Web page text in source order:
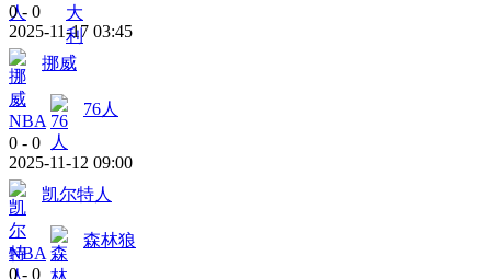
0 - 0
2025-11-17 03:45
挪威
NBA
76人
0 - 0
2025-11-12 09:00
凯尔特人
NBA
森林狼
0 - 0